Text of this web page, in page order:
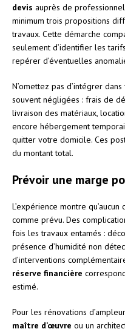
devis auprès de
minimum trois propositions
travaux. Cette démarche
seulement d’identifier les
repérer d’éventuelles
N’omettez pas d’intégrer
souvent négligées : frais de
livraison des matériaux,
encore hébergement
quitter votre domicile. Ces
du montant total.
Prévoir une marge
L’expérience montre
comme prévu. Des
fois les travaux entamés :
présence d’humidité non
d’interventions
réserve financière
estimé.
Pour les rénovations
maître d’œuvre ou un